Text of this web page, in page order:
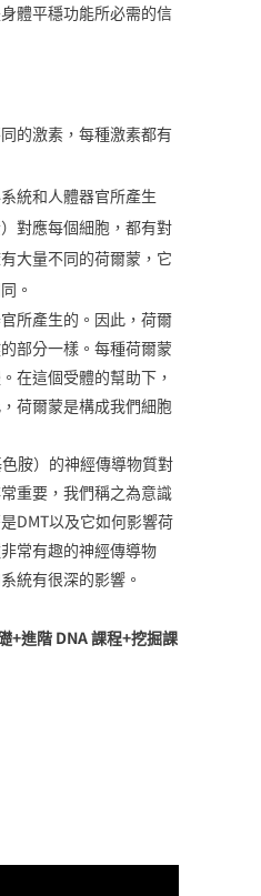
體平穩功能所必需的信
的激素，每種激素都有
統和人體器官所產生
對應每個細胞，都有對
大量不同的荷爾蒙，它
。
所產生的。因此，荷爾
部分一樣。每種荷爾蒙
在這個受體的幫助下，
荷爾蒙是構成我們細胞
胺）的神經傳導物質對
重要，我們稱之為意識
DMT以及它如何影響荷
常有趣的神經傳導物
統有很深的影響。
+進階 DNA 課程+挖掘課